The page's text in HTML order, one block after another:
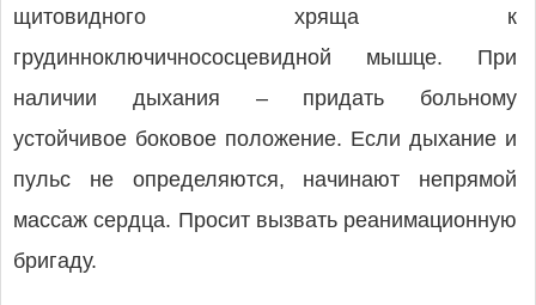
щитовидного хряща к
грудинноключичнососцевидной мышце. При
наличии дыхания – придать больному
устойчивое боковое положение. Если дыхание и
пульс не определяются, начинают непрямой
массаж сердца. Просит вызвать реанимационную
бригаду.